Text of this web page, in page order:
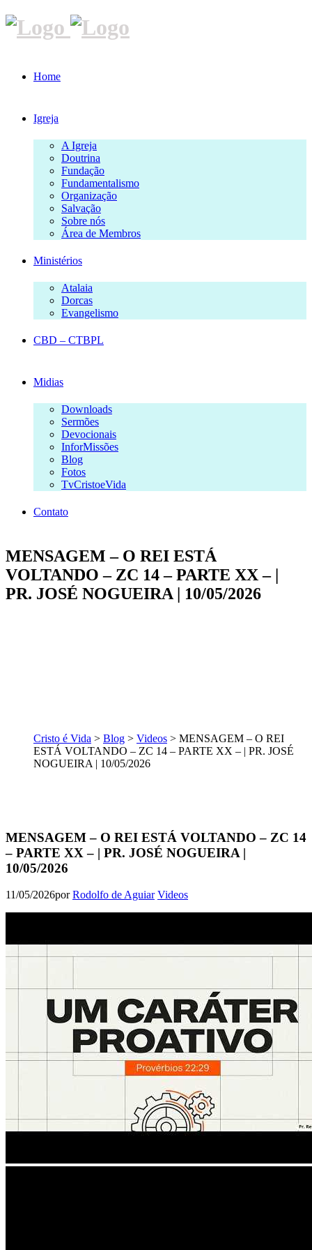
Home
Igreja
A Igreja
Doutrina
Fundação
Fundamentalismo
Organização
Salvação
Sobre nós
Área de Membros
Ministérios
Atalaia
Dorcas
Evangelismo
CBD – CTBPL
Midias
Downloads
Sermões
Devocionais
InforMissões
Blog
Fotos
TvCristoeVida
Contato
MENSAGEM – O REI ESTÁ
VOLTANDO – ZC 14 – PARTE XX – |
PR. JOSÉ NOGUEIRA | 10/05/2026
Cristo é Vida > Blog > Videos > MENSAGEM – O REI
ESTÁ VOLTANDO – ZC 14 – PARTE XX – | PR. JOSÉ
NOGUEIRA | 10/05/2026
MENSAGEM – O REI ESTÁ VOLTANDO – ZC 14
– PARTE XX – | PR. JOSÉ NOGUEIRA |
10/05/2026
11/05/2026porRodolfo de Aguiar Videos